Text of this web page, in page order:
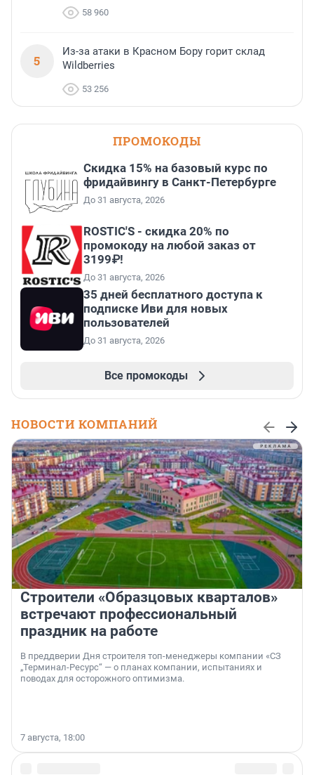
58 960
5
Из-за атаки в Красном Бору горит склад
Wildberries
53 256
ПРОМОКОДЫ
Скидка 15% на базовый курс по
фридайвингу в Санкт-Петербурге
До 31 августа, 2026
ROSTIC'S - скидка 20% по
промокоду на любой заказ от
3199₽!
До 31 августа, 2026
35 дней бесплатного доступа к
подписке Иви для новых
пользователей
До 31 августа, 2026
Все промокоды
НОВОСТИ КОМПАНИЙ
Строители «Образцовых кварталов»
встречают профессиональный
праздник на работе
В преддверии Дня строителя топ-менеджеры компании «СЗ
„Терминал-Ресурс“ — о планах компании, испытаниях и
поводах для осторожного оптимизма.
7 августа, 18:00